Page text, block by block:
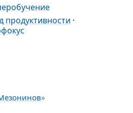
продуктивности ·
»